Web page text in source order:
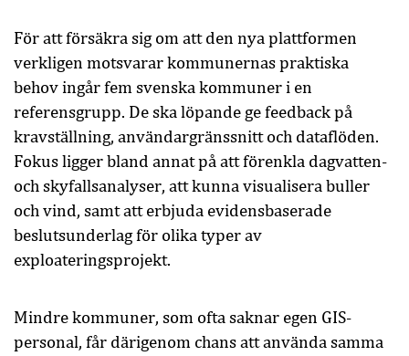
För att försäkra sig om att den nya plattformen
verkligen motsvarar kommunernas praktiska
behov ingår fem svenska kommuner i en
referensgrupp. De ska löpande ge feedback på
kravställning, användargränssnitt och dataflöden.
Fokus ligger bland annat på att förenkla dagvatten-
och skyfallsanalyser, att kunna visualisera buller
och vind, samt att erbjuda evidensbaserade
beslutsunderlag för olika typer av
exploateringsprojekt.
Mindre kommuner, som ofta saknar egen GIS-
personal, får därigenom chans att använda samma